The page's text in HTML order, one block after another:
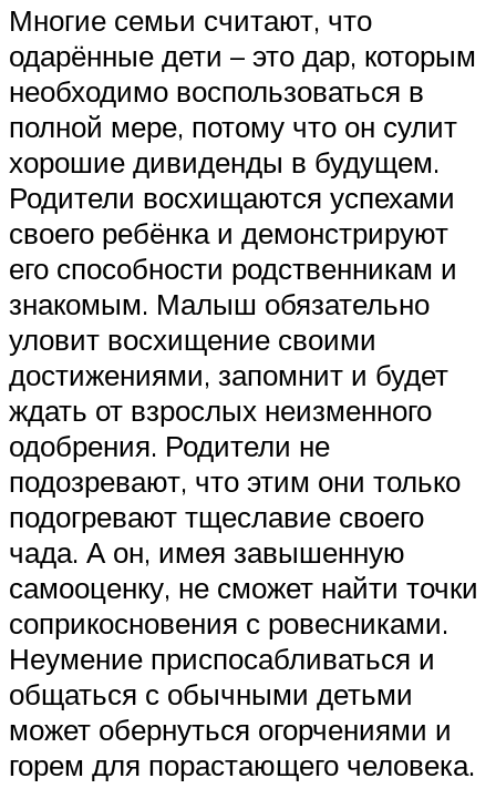
Многие семьи считают, что
одарённые дети – это дар, которым
необходимо воспользоваться в
полной мере, потому что он сулит
хорошие дивиденды в будущем.
Родители восхищаются успехами
своего ребёнка и демонстрируют
его способности родственникам и
знакомым. Малыш обязательно
уловит восхищение своими
достижениями, запомнит и будет
ждать от взрослых неизменного
одобрения. Родители не
подозревают, что этим они только
подогревают тщеславие своего
чада. А он, имея завышенную
самооценку, не сможет найти точки
соприкосновения с ровесниками.
Неумение приспосабливаться и
общаться с обычными детьми
может обернуться огорчениями и
горем для порастающего человека.